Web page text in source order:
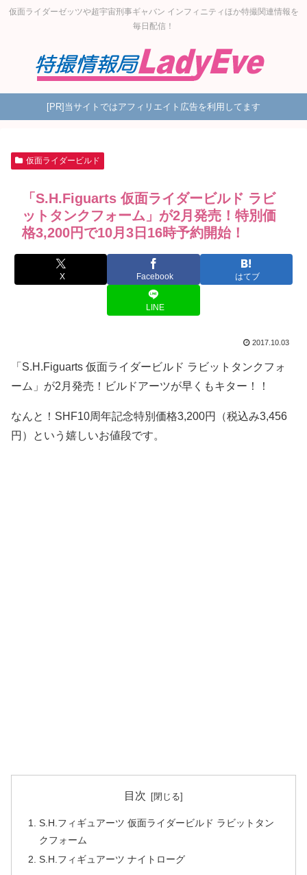
仮面ライダーゼッツや超宇宙刑事ギャバン インフィニティほか特撮関連情報を
毎日配信！
[PR]当サイトではアフィリエイト広告を利用してます
仮面ライダービルド
「S.H.Figuarts 仮面ライダービルド ラビ
ットタンクフォーム」が2月発売！特別価
格3,200円で10月3日16時予約開始！
X Facebook はてブ
LINE
2017.10.03
「S.H.Figuarts 仮面ライダービルド ラビットタンクフォ
ーム」が2月発売！ビルドアーツが早くもキター！！
なんと！SHF10周年記念特別価格3,200円（税込み3,456
円）という嬉しいお値段です。
目次
S.H.フィギュアーツ 仮面ライダービルド ラビットタン
クフォーム
S.H.フィギュアーツ ナイトローグ